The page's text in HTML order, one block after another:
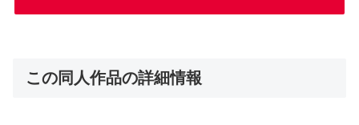
この同人作品の詳細情報